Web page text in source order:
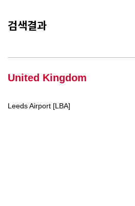
검색결과
United Kingdom
Leeds Airport [LBA]